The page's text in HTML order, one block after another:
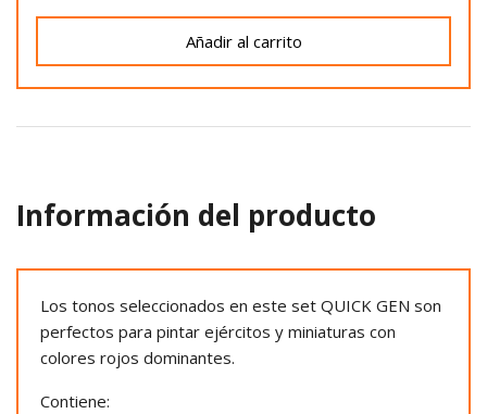
Añadir al carrito
Información del producto
Los tonos seleccionados en este set QUICK GEN son
perfectos para pintar ejércitos y miniaturas con
colores rojos dominantes.
Contiene: